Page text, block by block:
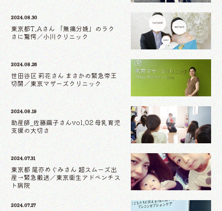
2024.08.30
東京都T.Aさん 「無痛分娩」のラク
さに驚愕／小川クリニック
2024.08.26
世田谷区 莉花さん まさかの緊急帝王
切開／東京マザーズクリニック
2024.08.19
助産師_佐藤繭子さんvol.02 母乳育児
支援の大切さ
2024.07.31
東京都 尾亦めぐみさん 超スムーズ出
産→緊急搬送／東京衛生アドベンチス
ト病院
2024.07.27